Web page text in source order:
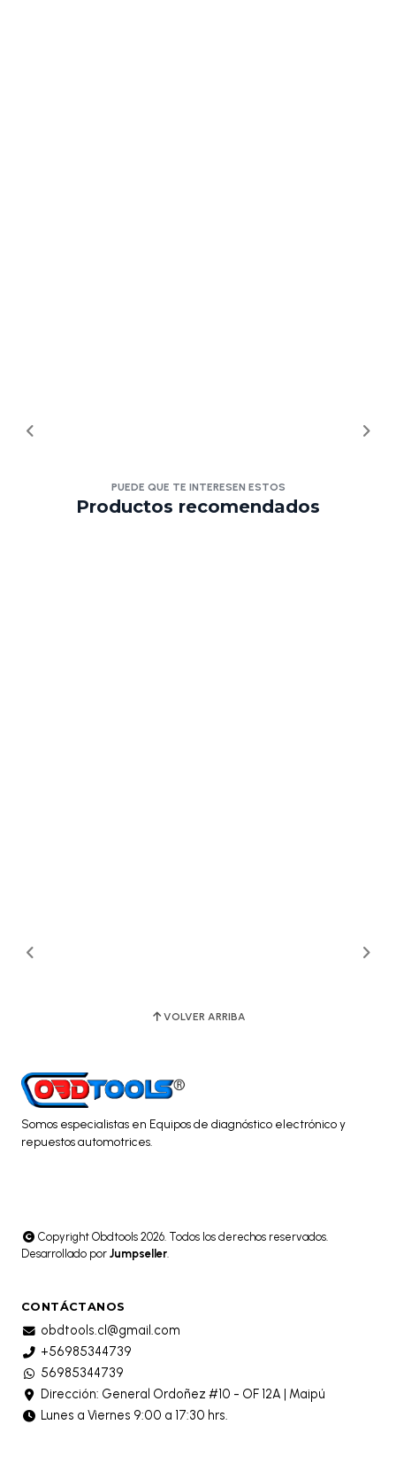
PUEDE QUE TE INTERESEN ESTOS
Productos recomendados
VOLVER ARRIBA
Somos especialistas en Equipos de diagnóstico electrónico y
repuestos automotrices.
Copyright Obdtools 2026. Todos los derechos reservados.
Desarrollado por Jumpseller
CONTÁCTANOS
obdtools.cl@gmail.com
+56985344739
56985344739
Dirección: General Ordoñez #10 - OF 12A | Maipú
Lunes a Viernes 9:00 a 17:30 hrs.